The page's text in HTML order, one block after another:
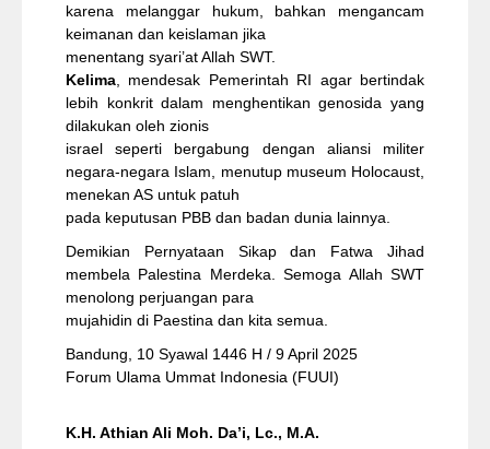
karena melanggar hukum, bahkan mengancam
keimanan dan keislaman jika
menentang syari’at Allah SWT.
Kelima , mendesak Pemerintah RI agar bertindak
lebih konkrit dalam menghentikan genosida yang
dilakukan oleh zionis
israel seperti bergabung dengan aliansi militer
negara-negara Islam, menutup museum Holocaust,
menekan AS untuk patuh
pada keputusan PBB dan badan dunia lainnya.
Demikian Pernyataan Sikap dan Fatwa Jihad
membela Palestina Merdeka. Semoga Allah SWT
menolong perjuangan para
mujahidin di Paestina dan kita semua.
Bandung, 10 Syawal 1446 H / 9 April 2025
Forum Ulama Ummat Indonesia (FUUI)
K.H. Athian Ali Moh. Da’i, Lc., M.A.